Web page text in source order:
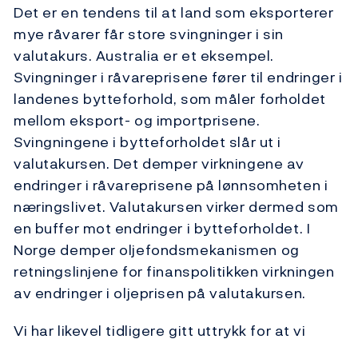
Det er en tendens til at land som eksporterer
mye råvarer får store svingninger i sin
valutakurs. Australia er et eksempel.
Svingninger i råvareprisene fører til endringer i
landenes bytteforhold, som måler forholdet
mellom eksport- og importprisene.
Svingningene i bytteforholdet slår ut i
valutakursen. Det demper virkningene av
endringer i råvareprisene på lønnsomheten i
næringslivet. Valutakursen virker dermed som
en buffer mot endringer i bytteforholdet. I
Norge demper oljefondsmekanismen og
retningslinjene for finanspolitikken virkningen
av endringer i oljeprisen på valutakursen.
Vi har likevel tidligere gitt uttrykk for at vi